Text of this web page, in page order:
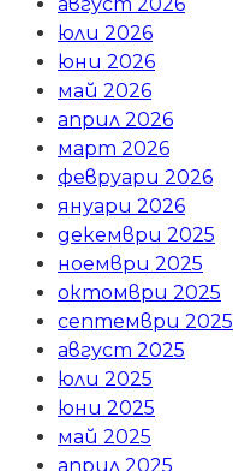
август 2026
юли 2026
юни 2026
май 2026
април 2026
март 2026
февруари 2026
януари 2026
декември 2025
ноември 2025
октомври 2025
септември 2025
август 2025
юли 2025
юни 2025
май 2025
април 2025